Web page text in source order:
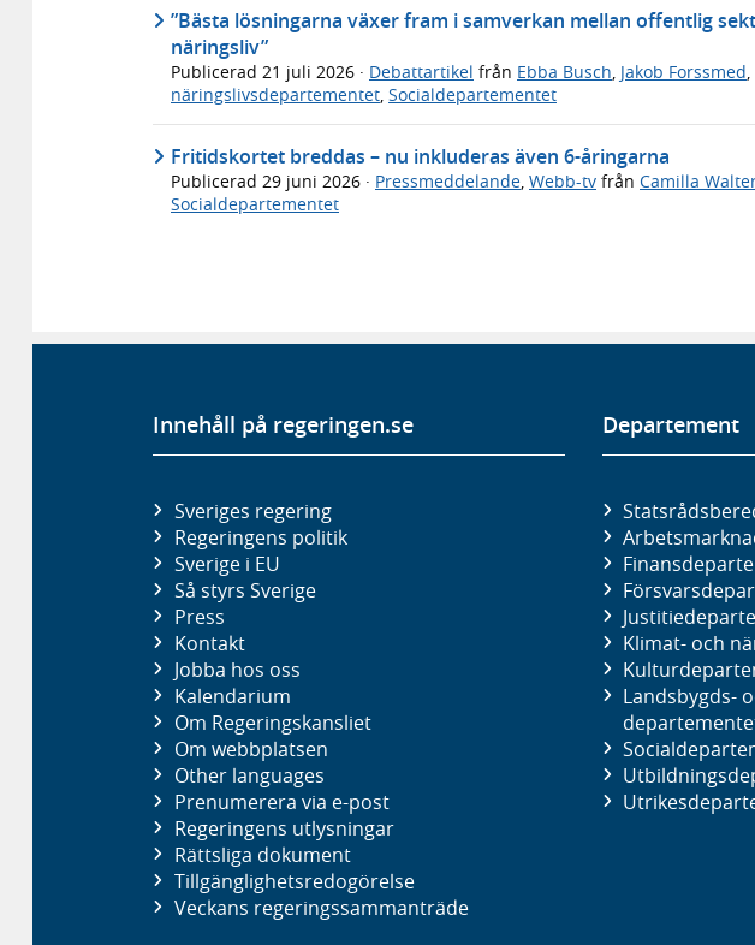
”Bästa lösningarna växer fram i samverkan mellan offentlig
näringsliv”
Publicerad 21 juli 2026 · Debattartikel från Ebba Busch Jakob Forssmed
näringslivsdepartementet Socialdepartementet
Fritidskortet breddas – nu inkluderas även 6-åringarna
Publicerad 29 juni 2026 · Pressmeddelande, Webb-tv från Camilla
Socialdepartementet
Innehåll på regeringen.se
Sveriges regering
Regeringens politik
Sverige i EU
Så styrs Sverige
Press
Kontakt
Jobba hos oss
Kalendarium
Om Regeringskansliet
Om webbplatsen
Other languages
Prenumerera via e-post
Regeringens utlysningar
Rättsliga dokument
Tillgänglighetsredogörelse
Veckans regeringssammanträde
Departement
Klimat- och
Landsbygds-